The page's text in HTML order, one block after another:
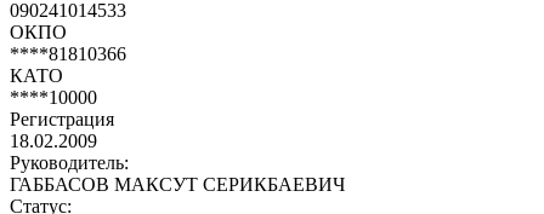
090241014533
ОКПО
****81810366
КАТО
****10000
Регистрация
18.02.2009
Руководитель:
ГАББАСОВ МАКСУТ СЕРИКБАЕВИЧ
Статус: